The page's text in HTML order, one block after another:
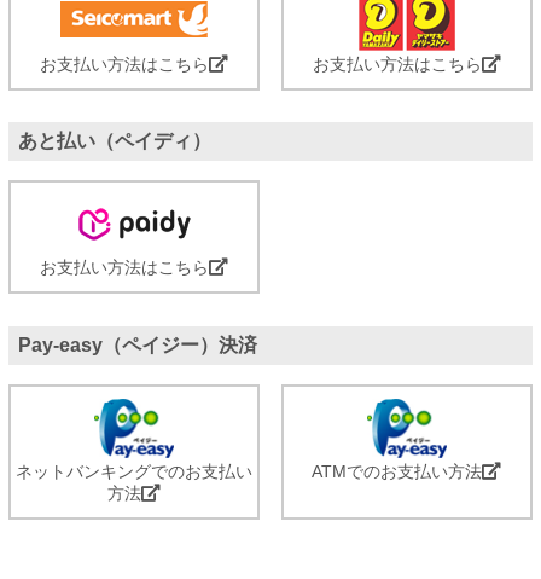
お支払い方法はこちら お支払い方法はこちら
あと払い（ペイディ）
お支払い方法はこちら
Pay-easy（ペイジー）決済
ネットバンキングでのお支払い
方法
ATMでのお支払い方法